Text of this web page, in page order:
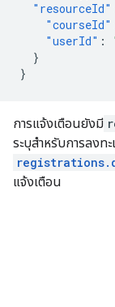
"resourceId"
"courseId"
"userId" :
}
}
การแจ้งเตือนยังมี
ระบุสำหรับการลงท
แจ้งเตือน